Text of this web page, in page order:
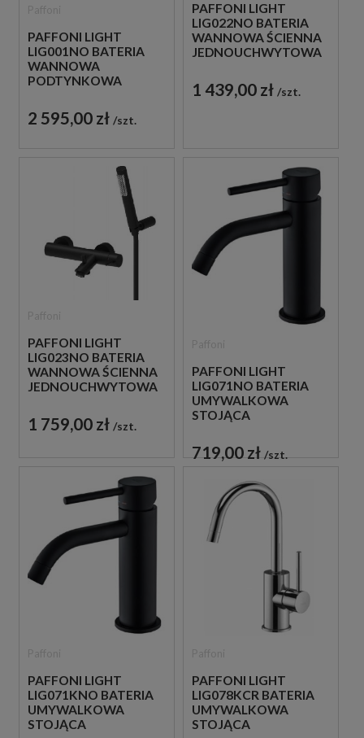
PAFFONI LIGHT
LIG001NO BATERIA
WANNOWA
PODTYNKOWA
CZARNA
2 595,00 zł szt.
PAFFONI LIGHT
LIG022NO BATERIA
WANNOWA ŚCIENNA
JEDNOUCHWYTOWA
1 439,00 zł szt.
PAFFONI LIGHT
LIG023NO BATERIA
WANNOWA ŚCIENNA
JEDNOUCHWYTOWA
1 759,00 zł szt.
PAFFONI LIGHT
LIG071NO BATERIA
UMYWALKOWA
STOJĄCA
CZARNA
719,00 zł szt.
PAFFONI LIGHT
LIG071KNO BATERIA
UMYWALKOWA
STOJĄCA
PAFFONI LIGHT
LIG078KCR BATERIA
UMYWALKOWA
STOJĄCA